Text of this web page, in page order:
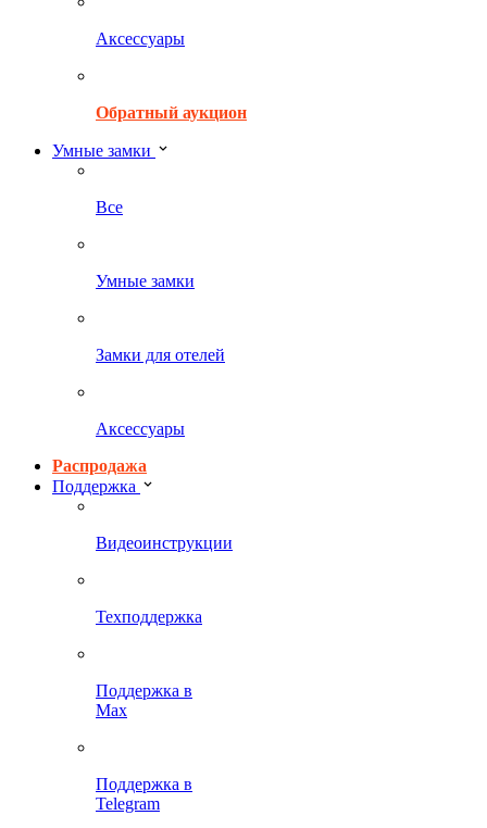
Аксессуары
Обратный аукцион
Умные замки
Все
Умные замки
Замки для отелей
Аксессуары
Распродажа
Поддержка
Видеоинструкции
Техподдержка
Поддержка в
Max
Поддержка в
Telegram